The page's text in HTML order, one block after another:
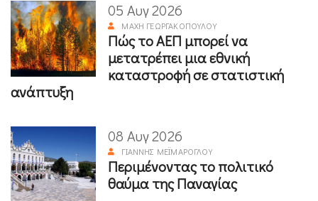
05 Αυγ 2026
ΜΆΧΗ ΓΕΩΡΓΑΚΟΠΟΎΛΟΥ
Πώς το ΑΕΠ μπορεί να
μετατρέπει μια εθνική
καταστροφή σε στατιστική
ανάπτυξη
08 Αυγ 2026
ΓΙΆΝΝΗΣ ΜΕΪΜΆΡΟΓΛΟΥ
Περιμένοντας το πολιτικό
θαύμα της Παναγίας